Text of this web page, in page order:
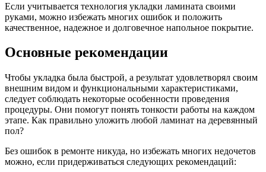
Если учитывается технология укладки ламината своими
руками, можно избежать многих ошибок и положить
качественное, надежное и долговечное напольное покрытие.
Основные рекомендации
Чтобы укладка была быстрой, а результат удовлетворял своим
внешним видом и функциональными характеристиками,
следует соблюдать некоторые особенности проведения
процедуры. Они помогут понять тонкости работы на каждом
этапе. Как правильно уложить любой ламинат на деревянный
пол?
Без ошибок в ремонте никуда, но избежать многих недочетов
можно, если придерживаться следующих рекомендаций: